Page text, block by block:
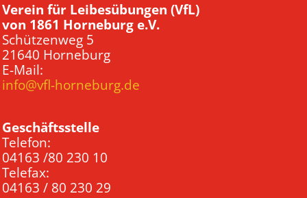
Verein für Leibesübungen (VfL)
von 1861 Horneburg e.V.
Schützenweg 5
21640 Horneburg
E-Mail:
info@vfl-horneburg.de
Geschäftsstelle
Telefon:
04163 /80 230 10
Telefax:
04163 / 80 230 29